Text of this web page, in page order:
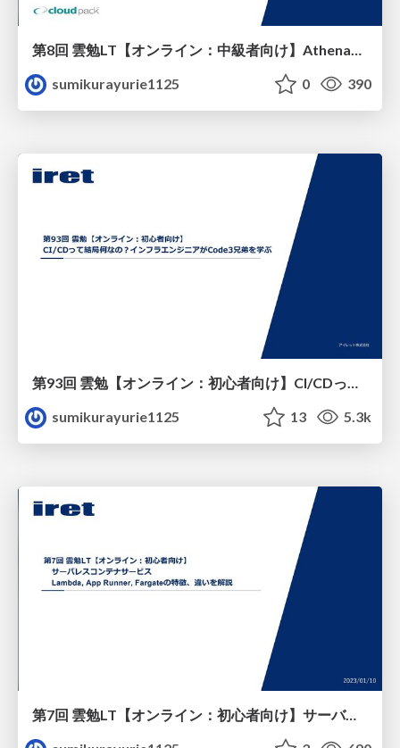
第8回 雲勉LT【オンライン：中級者向け】AthenaでS3上のデータとDynamoDBのデータを結合する
sumikurayurie1125
0 390
第93回 雲勉【オンライン：初心者向け】CI/CDって結局何なの？インフラエンジニアがCode3兄弟を学ぶ
sumikurayurie1125
13 5.3k
第7回 雲勉LT【オンライン：初心者向け】サーバレスコンテナサービス Lambda, Fargate, App Runnerの特徴、違いを解説